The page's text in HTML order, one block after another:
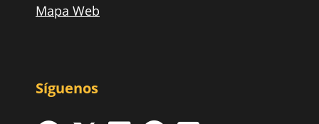
Mapa Web
Síguenos